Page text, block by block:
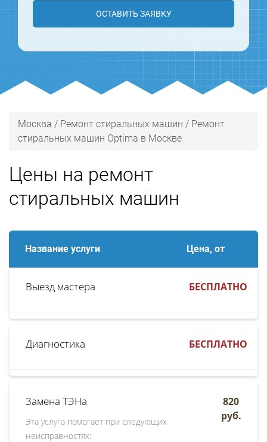
ОСТАВИТЬ ЗАЯВКУ
Москва / Ремонт стиральных машин / Ремонт
стиральных машин Optima в Москве
Цены на ремонт
стиральных машин
Название услуги Цена, от
Выезд мастера БЕСПЛАТНО
Диагностика БЕСПЛАТНО
Замена ТЭНа
Эта услуга помогает при следующих
неисправностях:
820
руб.